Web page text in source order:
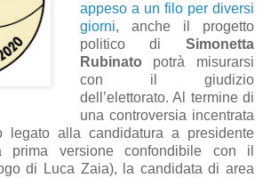
appeso a un filo per diversi
giorni, anche il progetto
politico di Simonetta
Rubinato potrà misurarsi
con il giudizio
dell’elettorato. Al termine di
una controversia incentrata
legato alla candidatura a presidente
prima versione confondibile con il
di Luca Zaia), la candidata di area